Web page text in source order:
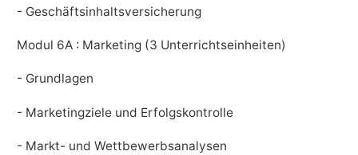
- Geschäftsinhaltsversicherung
Modul 6A : Marketing (3 Unterrichtseinheiten)
- Grundlagen
- Marketingziele und Erfolgskontrolle
- Markt- und Wettbewerbsanalysen